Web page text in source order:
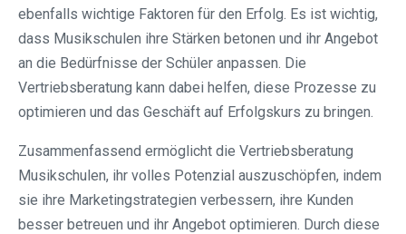
ebenfalls wichtige Faktoren für den Erfolg. Es ist wichtig,
dass Musikschulen ihre Stärken betonen und ihr Angebot
an die Bedürfnisse der Schüler anpassen. Die
Vertriebsberatung kann dabei helfen, diese Prozesse zu
optimieren und das Geschäft auf Erfolgskurs zu bringen.
Zusammenfassend ermöglicht die Vertriebsberatung
Musikschulen, ihr volles Potenzial auszuschöpfen, indem
sie ihre Marketingstrategien verbessern, ihre Kunden
besser betreuen und ihr Angebot optimieren. Durch diese